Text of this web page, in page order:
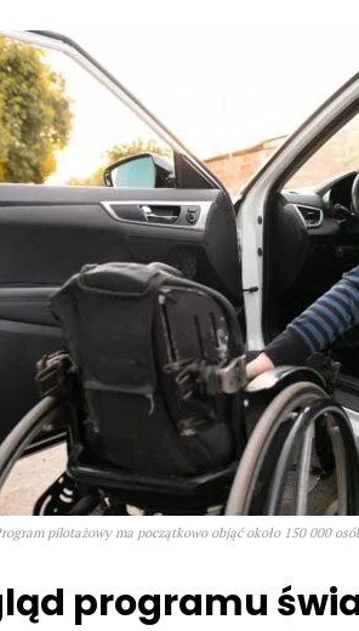
pilotażowy ma początkowo objąć około 150 000
programu